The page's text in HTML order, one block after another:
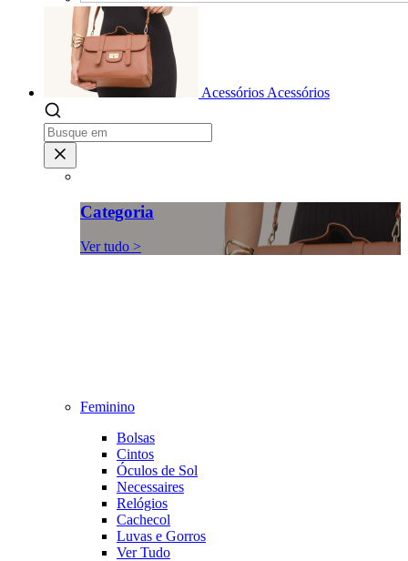
Acessórios Acessórios
Categoria
Ver tudo >
Feminino
Bolsas
Cintos
Óculos de Sol
Necessaires
Relógios
Cachecol
Luvas e Gorros
Ver Tudo